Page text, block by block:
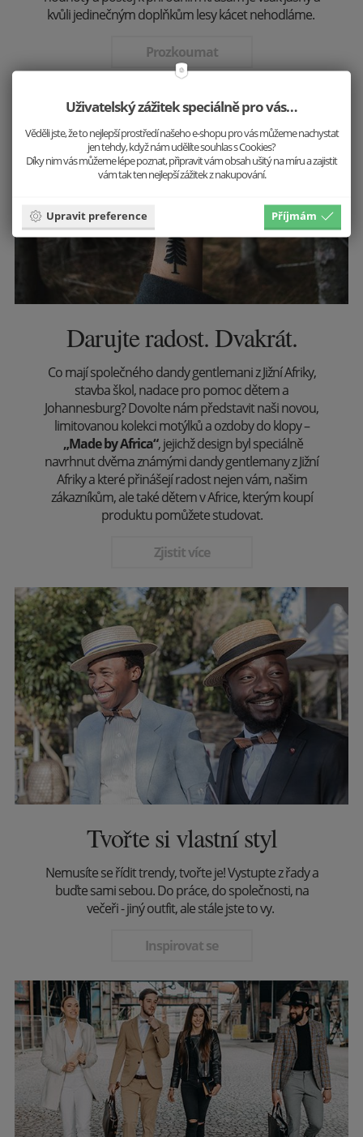
kvůli jedinečným doplňkům lesy kácet nehodláme.
Prozkoumat
Krásu přírody uchováváme v našich
produktech.
Darujte radost. Dvakrát.
Co mají společného dandy gentlemani z Jižní Afriky,
stavba škol, nadace pro pomoc dětem a
Johannesburg? Dovolte nám představit naši novou,
limitovanou kolekci motýlků a ozdoby do klopy –
„Made by Africa“, jejichž design byl speciálně
navrhnut dvěma známými dandy gentlemany z Jižní
Afriky a které přinášejí radost nejen vám, našim
zákazníkům, ale také dětem v Africe, kterým koupí
produktu pomůžete studovat.
Zjistit více
Tvořte si vlastní styl
Nemusíte se řídit trendy, tvořte je! Vystupte z řady a
buďte sami sebou. Do práce, do společnosti, na
večeři - jiný outfit, ale stále jste to vy.
Inspirovat se
Uživatelský zážitek speciálně pro vás…
Věděli jste, že to nejlepší prostředí našeho e-shopu pro vás můžeme nachystat
jen tehdy, když nám udělíte souhlas s Cookies?
Díky nim vás můžeme lépe poznat, připravit vám obsah ušitý na míru a zajistit
vám tak ten nejlepší zážitek z nakupování.
Upravit preference Příjmám